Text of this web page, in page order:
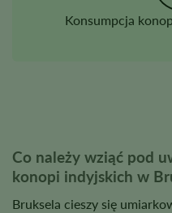
Konsumpcja
Co należy wziąć pod
konopi indyjskich w
Bruksela cieszy się